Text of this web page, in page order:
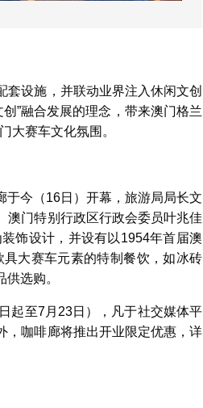
设施，并联动业界注入休闲文创
”融合发展的理念，带来澳门格兰
大赛车文化氛围。
于今（16日）开幕，旅游局局长文
澳门特别行政区行政会委员叶兆佳
饰设计，并设有以1954年首届澳
大赛车元素的特制餐饮，如冰砖
选购。
起至7月23日），凡于社交媒体平
，咖啡廊将推出开业限定优惠，详